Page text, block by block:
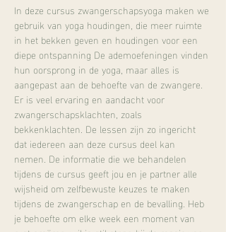
In deze cursus zwangerschapsyoga maken we
gebruik van yoga houdingen, die meer ruimte
in het bekken geven en houdingen voor een
diepe ontspanning De ademoefeningen vinden
hun oorsprong in de yoga, maar alles is
aangepast aan de behoefte van de zwangere.
Er is veel ervaring en aandacht voor
zwangerschapsklachten, zoals
bekkenklachten. De lessen zijn zo ingericht
dat iedereen aan deze cursus deel kan
nemen. De informatie die we behandelen
tijdens de cursus geeft jou en je partner alle
wijsheid om zelfbewuste keuzes te maken
tijdens de zwangerschap en de bevalling. Heb
je behoefte om elke week een moment van